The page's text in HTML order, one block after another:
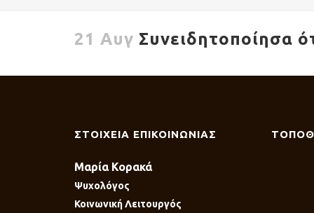
21 Αυγ Συνειδητοποίησα
ΣΤΟΙΧΕΙΑ ΕΠΙΚΟΙΝΩΝΙΑΣ
Μαρία Κορακά
Ψυχολόγος
Κοινωνική Λειτουργός